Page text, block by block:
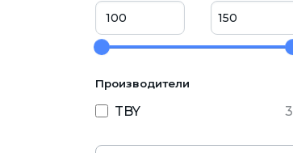
Производители
TBY 3